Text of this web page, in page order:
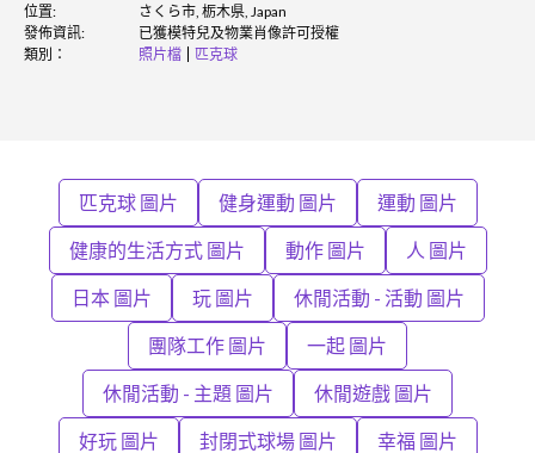
位置:
さくら市, 栃木県, Japan
發佈資訊:
已獲模特兒及物業肖像許可授權
類別：
照片檔 匹克球
匹克球 圖片 健身運動 圖片 運動 圖片
健康的生活方式 圖片 動作 圖片 人 圖片
日本 圖片 玩 圖片 休閒活動 - 活動 圖片
團隊工作 圖片 一起 圖片
休閒活動 - 主題 圖片 休閒遊戲 圖片
好玩 圖片 封閉式球場 圖片 幸福 圖片